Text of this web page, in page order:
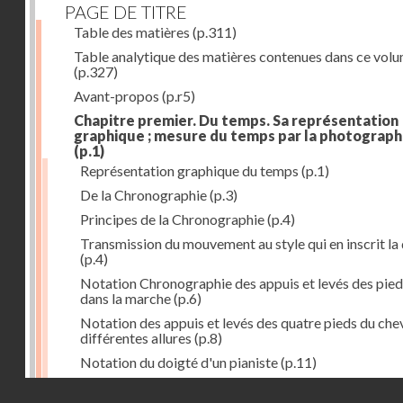
PAGE DE TITRE
Table des matières (p.311)
Table analytique des matières contenues dans ce
(p.327)
Avant-propos (p.r5)
Chapitre premier. Du temps. Sa représentation
graphique ; mesure du temps par la
(p.1)
Représentation graphique du temps (p.1)
De la Chronographie(p.3)
Principes de la Chronographie(p.4)
Transmission du mouvement au style qui en inscrit la
(p.4)
Notation Chronographie des appuis et levés des
dans la marche(p.6)
Notation des appuis et levés des quatre pieds du
différentes allures (p.8)
Notation du doigté d'un pianiste(p.11)